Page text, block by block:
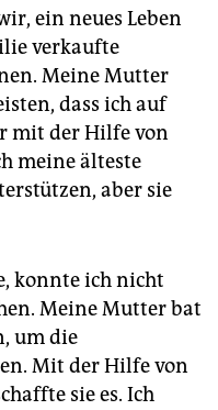
ein neues Leben
verkaufte
Meine Mutter
dass ich auf
mit der Hilfe von
meine älteste
aber sie
konnte ich nicht
Meine Mutter bat
um die
Mit der Hilfe von
sie es. Ich